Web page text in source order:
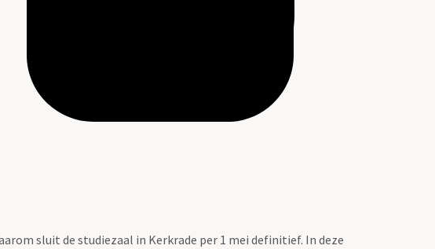
sluit de studiezaal in Kerkrade per 1 mei definitief. In deze